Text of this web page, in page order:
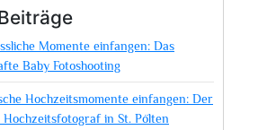
Momente einfangen: Das
Baby Fotoshooting
Hochzeitsmomente einfangen: Der
in St. Pölten